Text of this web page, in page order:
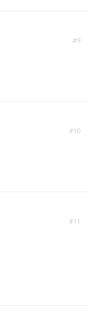
#9
#10
#11